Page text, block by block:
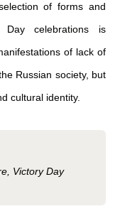
of forms and
celebrations is
of lack of
Russian society, but
cultural identity.
Victory Day